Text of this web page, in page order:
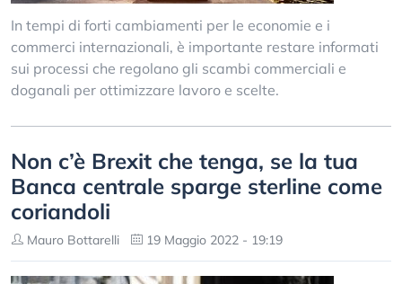
In tempi di forti cambiamenti per le economie e i
commerci internazionali, è importante restare informati
sui processi che regolano gli scambi commerciali e
doganali per ottimizzare lavoro e scelte.
Non c’è Brexit che tenga, se la tua
Banca centrale sparge sterline come
coriandoli
Mauro Bottarelli 19 Maggio 2022 - 19:19